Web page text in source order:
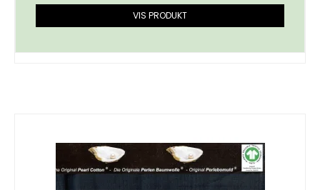
VIS PRODUKT